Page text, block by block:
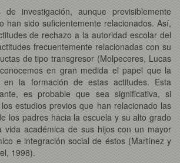
investigación, aunque previsiblemente
han sido suficientemente relacionados. Así,
de rechazo a la autoridad escolar del
frecuentemente relacionadas con su
de tipo transgresor (Molpeceres, Lucas
en gran medida el papel que la
en la formación de estas actitudes. Esta
es probable que sea significativa, si
estudios previos que han relacionado las
los padres hacia la escuela y su alto grado
vida académica de sus hijos con un mayor
e integración social de éstos (Martínez y
1998).